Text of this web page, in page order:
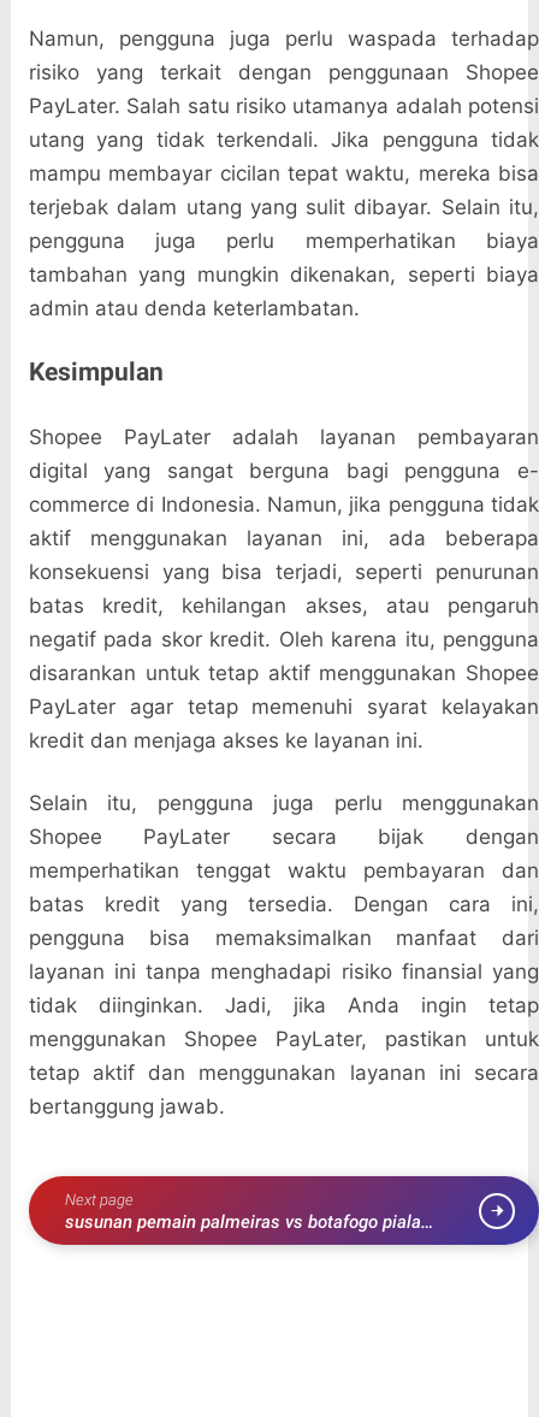
Namun, pengguna juga perlu waspada terhadap
risiko yang terkait dengan penggunaan Shopee
PayLater. Salah satu risiko utamanya adalah potensi
utang yang tidak terkendali. Jika pengguna tidak
mampu membayar cicilan tepat waktu, mereka bisa
terjebak dalam utang yang sulit dibayar. Selain itu,
pengguna juga perlu memperhatikan biaya
tambahan yang mungkin dikenakan, seperti biaya
admin atau denda keterlambatan.
Kesimpulan
Shopee PayLater adalah layanan pembayaran
digital yang sangat berguna bagi pengguna e-
commerce di Indonesia. Namun, jika pengguna tidak
aktif menggunakan layanan ini, ada beberapa
konsekuensi yang bisa terjadi, seperti penurunan
batas kredit, kehilangan akses, atau pengaruh
negatif pada skor kredit. Oleh karena itu, pengguna
disarankan untuk tetap aktif menggunakan Shopee
PayLater agar tetap memenuhi syarat kelayakan
kredit dan menjaga akses ke layanan ini.
Selain itu, pengguna juga perlu menggunakan
Shopee PayLater secara bijak dengan
memperhatikan tenggat waktu pembayaran dan
batas kredit yang tersedia. Dengan cara ini,
pengguna bisa memaksimalkan manfaat dari
layanan ini tanpa menghadapi risiko finansial yang
tidak diinginkan. Jadi, jika Anda ingin tetap
menggunakan Shopee PayLater, pastikan untuk
tetap aktif dan menggunakan layanan ini secara
bertanggung jawab.
Next page
susunan pemain palmeiras vs botafogo piala
libertadores 2024 terbaru